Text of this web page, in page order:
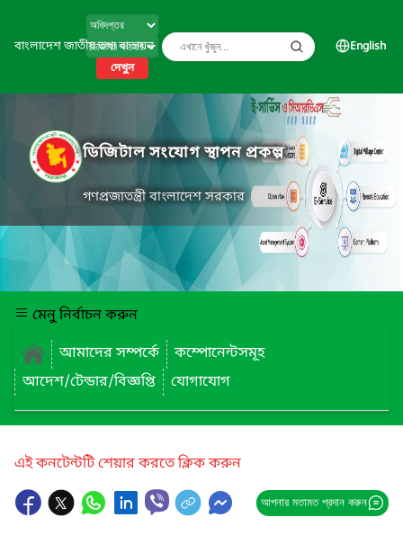
বাংলাদেশ জাতীয় তথ্য বাতায়ন
দেখুন
English
ডিজিটাল সংযোগ স্থাপন প্রকল্প
গণপ্রজাতন্ত্রী বাংলাদেশ সরকার
মেনু নির্বাচন করুন
আমাদের সম্পর্কে
কম্পোনেন্টসমূহ
আদেশ/টেন্ডার/বিজ্ঞপ্তি
যোগাযোগ
এই কনটেন্টটি শেয়ার করতে ক্লিক করুন
আপনার মতামত প্রদান করুন